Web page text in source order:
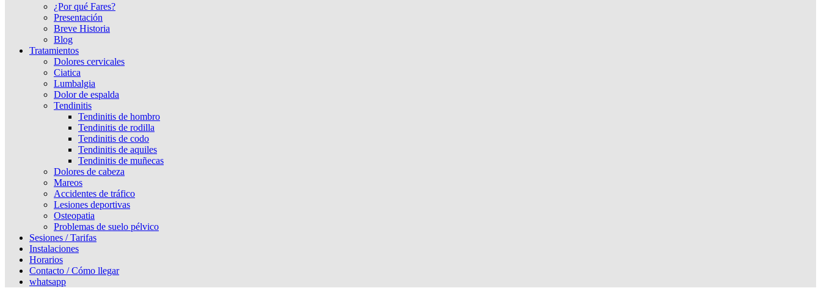
¿Por qué Fares?
Presentación
Breve Historia
Blog
Tratamientos
Dolores cervicales
Ciatica
Lumbalgia
Dolor de espalda
Tendinitis
Tendinitis de hombro
Tendinitis de rodilla
Tendinitis de codo
Tendinitis de aquiles
Tendinitis de muñecas
Dolores de cabeza
Mareos
Accidentes de tráfico
Lesiones deportivas
Osteopatia
Problemas de suelo pélvico
Sesiones / Tarifas
Instalaciones
Horarios
Contacto / Cómo llegar
whatsapp